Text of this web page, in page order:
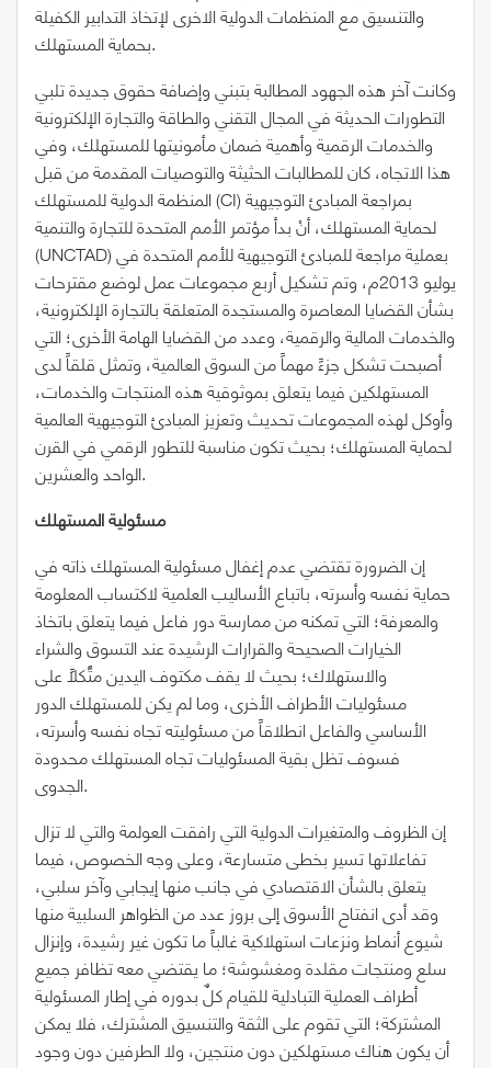
والتنسيق مع المنظمات الدولية الاخرى لإتخاذ التدابير الكفيلة
بحماية المستهلك.
وكانت آخر هذه الجهود المطالبة بتبني وإضافة حقوق جديدة تلبي
التطورات الحديثة في المجال التقني والطاقة والتجارة الإلكترونية
والخدمات الرقمية وأهمية ضمان مأمونيتها للمستهلك، وفي
هذا الاتجاه، كان للمطالبات الحثيثة والتوصيات المقدمة من قبل
المنظمة الدولية للمستهلك (CI) بمراجعة المبادئ التوجيهية
لحماية المستهلك، أنْ بدأ مؤتمر الأمم المتحدة للتجارة والتنمية
(UNCTAD) بعملية مراجعة للمبادئ التوجيهية للأمم المتحدة في
يوليو 2013م، وتم تشكيل أربع مجموعات عمل لوضع مقترحات
بشأن القضايا المعاصرة والمستجدة المتعلقة بالتجارة الإلكترونية،
والخدمات المالية والرقمية، وعدد من القضايا الهامة الأخرى؛ التي
أصبحت تشكل جزءً مهماً من السوق العالمية، وتمثل قلقاً لدى
المستهلكين فيما يتعلق بموثوقية هذه المنتجات والخدمات،
وأوكل لهذه المجموعات تحديث وتعزيز المبادئ التوجيهية العالمية
لحماية المستهلك؛ بحيث تكون مناسبة للتطور الرقمي في القرن
الواحد والعشرين.
مسئولية المستهلك
إن الضرورة تقتضي عدم إغفال مسئولية المستهلك ذاته في
حماية نفسه وأسرته، باتباع الأساليب العلمية لاكتساب المعلومة
والمعرفة؛ التي تمكنه من ممارسة دور فاعل فيما يتعلق باتخاذ
الخيارات الصحيحة والقرارات الرشيدة عند التسوق والشراء
والاستهلاك؛ بحيث لا يقف مكتوف اليدين متَّكلاً على
مسئوليات الأطراف الأخرى، وما لم يكن للمستهلك الدور
الأساسي والفاعل انطلاقاً من مسئوليته تجاه نفسه وأسرته،
فسوف تظل بقية المسئوليات تجاه المستهلك محدودة
الجدوى.
إن الظروف والمتغيرات الدولية التي رافقت العولمة والتي لا تزال
تفاعلاتها تسير بخطى متسارعة، وعلى وجه الخصوص، فيما
يتعلق بالشأن الاقتصادي في جانب منها إيجابي وآخر سلبي،
وقد أدى انفتاح الأسوق إلى بروز عدد من الظواهر السلبية منها
شيوع أنماط ونزعات استهلاكية غالباً ما تكون غير رشيدة، وإنزال
سلع ومنتجات مقلدة ومغشوشة؛ ما يقتضي معه تظافر جميع
أطراف العملية التبادلية للقيام كلٌ بدوره في إطار المسئولية
المشتركة؛ التي تقوم على الثقة والتنسيق المشترك، فلا يمكن
أن يكون هناك مستهلكين دون منتجين، ولا الطرفين دون وجود